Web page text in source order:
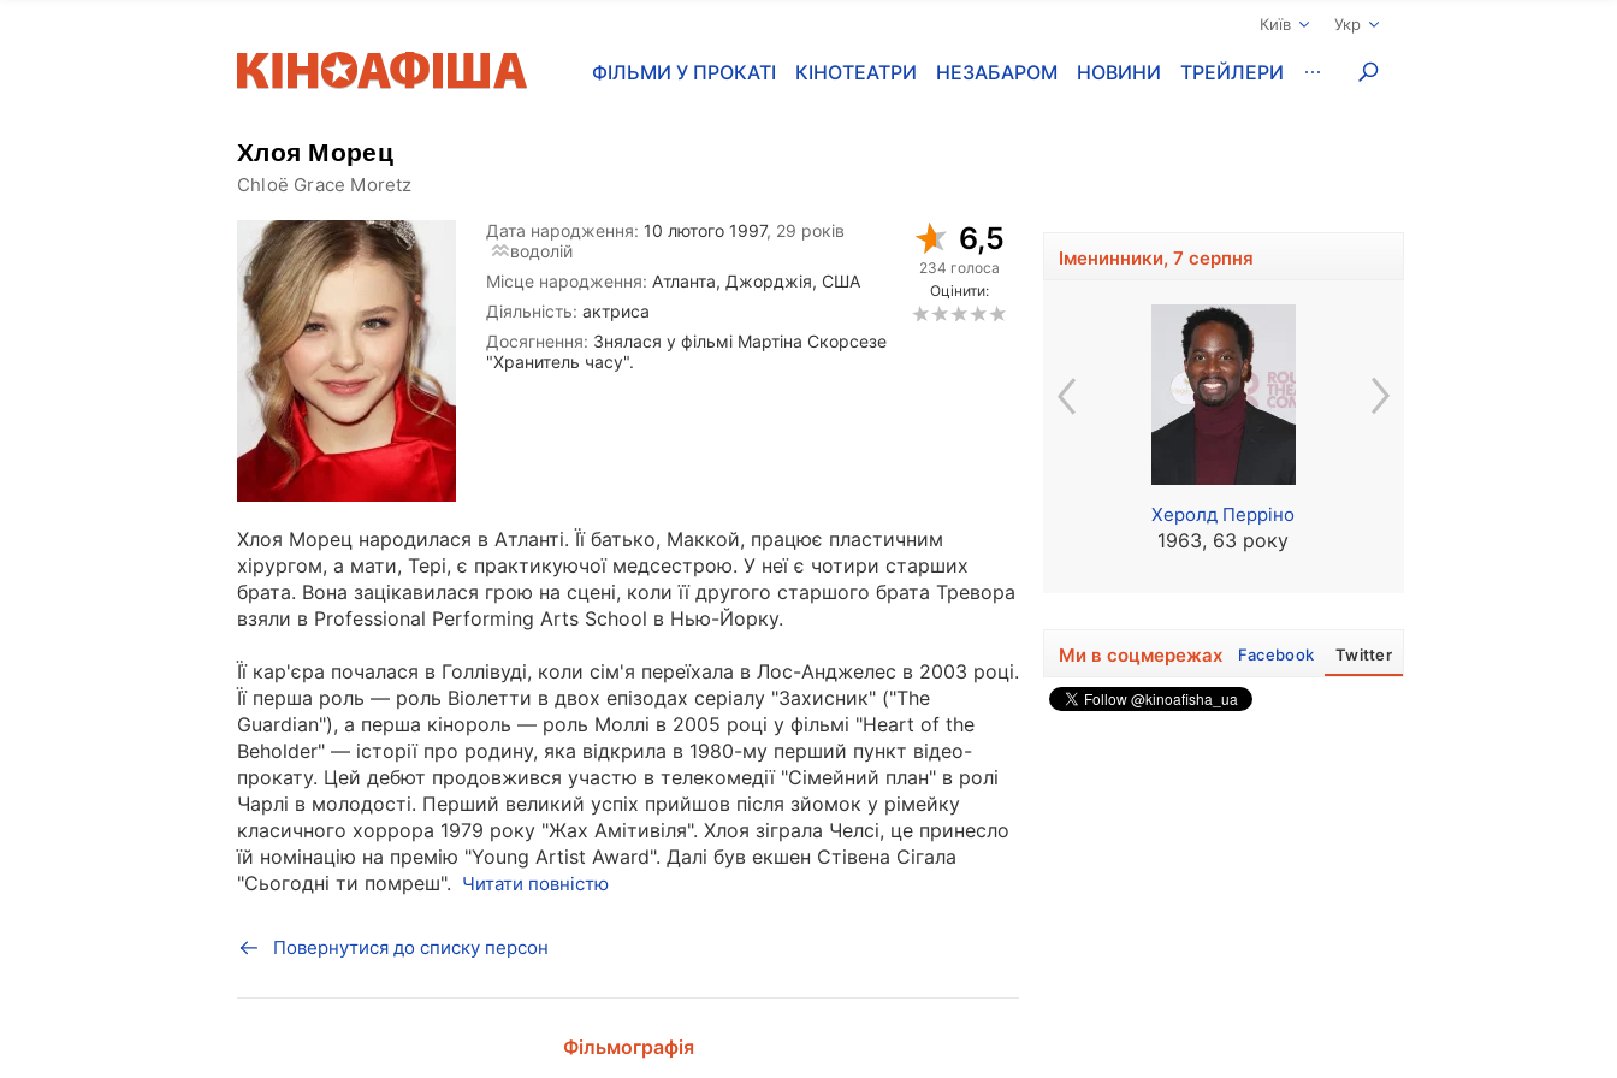
Київ Укр
ФІЛЬМИ У ПРОКАТІ КІНОТЕАТРИ НЕЗАБАРОМ НОВИНИ ТРЕЙЛЕРИ
Хлоя Морец
Chloë Grace Moretz
Дата народження: 10 лютого 1997, 29 років
водолій
Місце народження: Атланта, Джорджія, США
Діяльність: актриса
Досягнення: Знялася у фільмі Мартіна Скорсезе
"Хранитель часу".
6,5
234 голоса
Оцінити:
Хлоя Морец народилася в Атланті. Її батько, Маккой, працює пластичним
хірургом, а мати, Тері, є практикуючої медсестрою. У неї є чотири старших
брата. Вона зацікавилася грою на сцені, коли її другого старшого брата Тревора
взяли в Professional Performing Arts School в Нью-Йорку.
Її кар'єра почалася в Голлівуді, коли сім'я переїхала в Лос-Анджелес в 2003 році.
Її перша роль — роль Віолетти в двох епізодах серіалу "Захисник" ("The
Guardian"), а перша кінороль — роль Моллі в 2005 році у фільмі "Heart of the
Beholder" — історії про родину, яка відкрила в 1980-му перший пункт відео-
прокату. Цей дебют продовжився участю в телекомедії "Сімейний план" в ролі
Чарлі в молодості. Перший великий успіх прийшов після зйомок у рімейку
класичного хоррора 1979 року "Жах Амітивіля". Хлоя зіграла Челсі, це принесло
їй номінацію на премію "Young Artist Award". Далі був екшен Стівена Сігала
"Сьогодні ти помреш". Читати повністю
Повернутися до списку персон
Фільмографія
Іменинники, 7 серпня
1996, 30 років
Херолд Перріно
1963, 63 року
Ми в соцмережах Facebook Twitter